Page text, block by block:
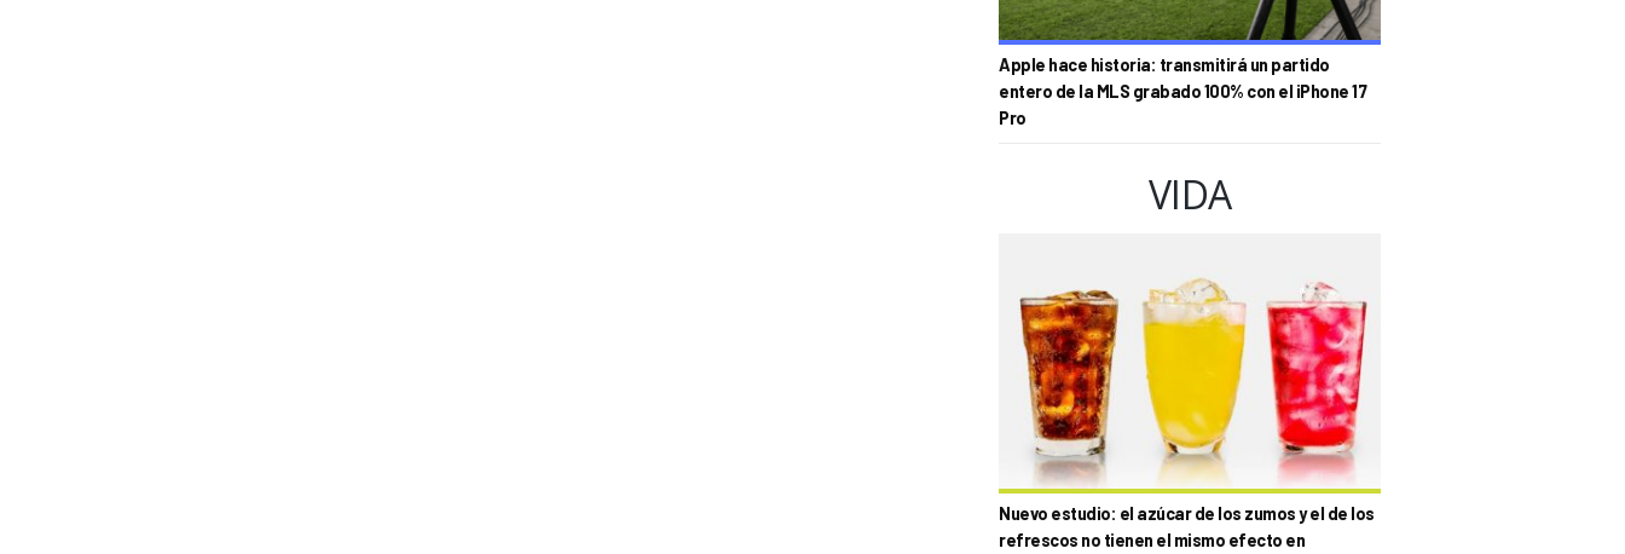
Apple hace historia: transmitirá un partido
entero de la MLS grabado 100% con el iPhone 17
Pro
VIDA
Nuevo estudio: el azúcar de los zumos y el de los
refrescos no tienen el mismo efecto en